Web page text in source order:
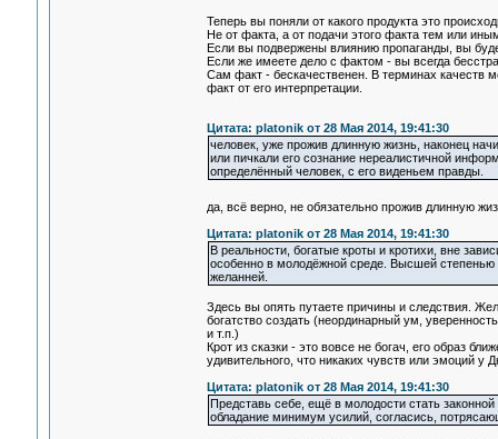
Теперь вы поняли от какого продукта это
Не от факта, а от подачи этого факта тем или
Если вы подвержены влиянию пропаганды, вы
Если же имеете дело с фактом - вы всегда
Сам факт - бескачественен. В терминах качеств
факт от его интерпретации.
Цитата: platonik от 28 Мая 2014, 19:41:30
человек, уже прожив длинную жизнь, наконец
или пичкали его сознание нереалистичной
определённый человек, с его виденьем правды.
да, всё верно, не обязательно прожив длинную
Цитата: platonik от 28 Мая 2014, 19:41:30
В реальности, богатые кроты и кротихи, вне
особенно в молодёжной среде. Высшей степенью
желанней.
Здесь вы опять путаете причины и следствия.
богатство создать (неординарный ум,
и т.п.)
Крот из сказки - это вовсе не богач, его образ
удивительного, что никаких чувств или эмоций у
Цитата: platonik от 28 Мая 2014, 19:41:30
Представь себе, ещё в молодости стать
обладание минимум усилий, согласись,